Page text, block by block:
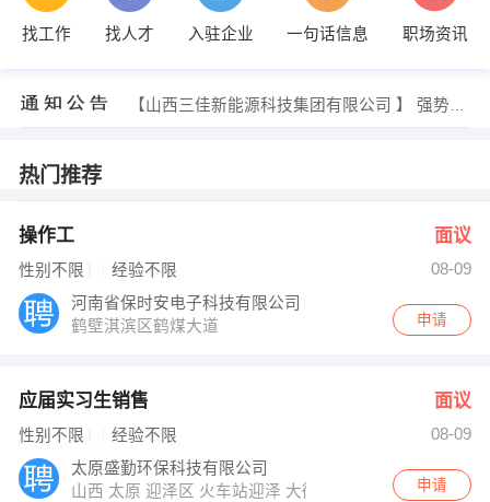
找工作 找人才 入驻企业 一句话信息 职场资讯
【山西三佳新能源科技集团有限公司 】 强势入驻
武女士 发布 [室内设计师 ] 招聘信息
梁经理 发布 [销售经理/主管 ] 招聘信息
【山西三佳新能源科技集团有限公司 】 强势入驻
热门推荐
操作工 面议
性别不限 经验不限
08-09
河南省保时安电子科技有限公司
鹤壁淇滨区鹤煤大道
申请
应届实习生销售 面议
性别不限 经验不限
08-09
太原盛勤环保科技有限公司
山西 太原 迎泽区 火车站迎泽 大街万邦国际1425室
申请